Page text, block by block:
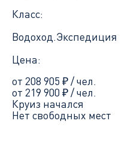
Класс:
Водоход.Экспедиция
Цена:
от 208 905 ₽/ чел.
от 219 900 ₽/ чел.
Круиз начался
Нет свободных мест